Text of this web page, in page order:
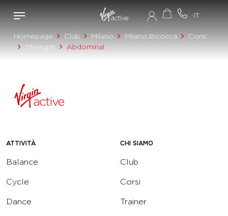
Homepage Club Milano Milano Bicocca
Corsi
Strength
Abdominal
ATTIVITÀ
Balance
Cycle
Dance
CHI SIAMO
Club
Corsi
Trainer